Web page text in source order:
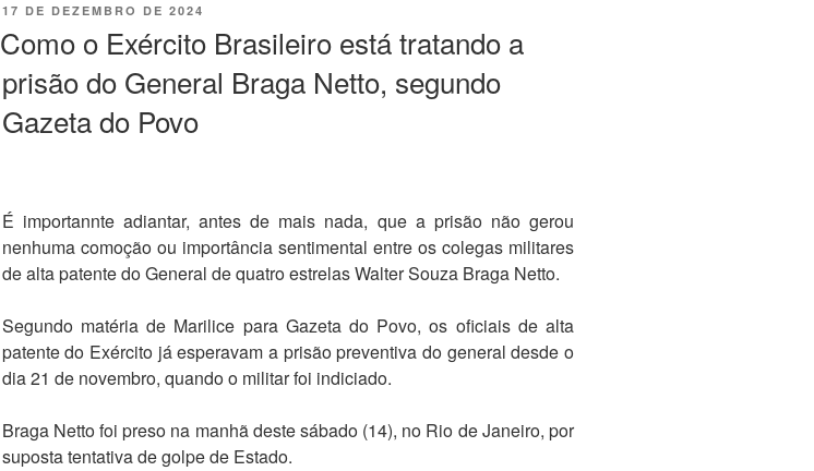
17 DE DEZEMBRO DE 2024
Como o Exército Brasileiro está tratando a
prisão do General Braga Netto, segundo
Gazeta do Povo
É importannte adiantar, antes de mais nada, que a prisão não gerou
nenhuma comoção ou importância sentimental entre os colegas militares
de alta patente do General de quatro estrelas Walter Souza Braga Netto.
Segundo matéria de Marilice para Gazeta do Povo, os oficiais de alta
patente do Exército já esperavam a prisão preventiva do general desde o
dia 21 de novembro, quando o militar foi indiciado.
Braga Netto foi preso na manhã deste sábado (14), no Rio de Janeiro, por
suposta tentativa de golpe de Estado.